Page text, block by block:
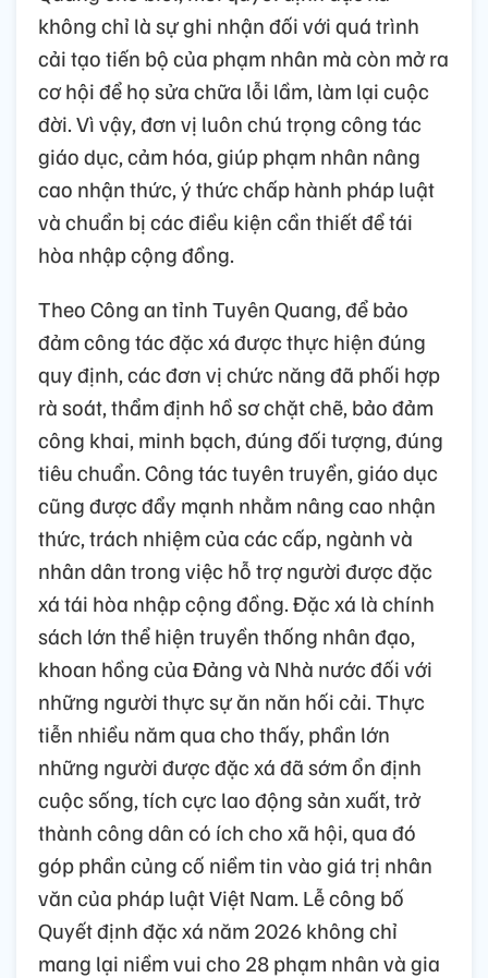
không chỉ là sự ghi nhận đối với quá trình
cải tạo tiến bộ của phạm nhân mà còn mở ra
cơ hội để họ sửa chữa lỗi lầm, làm lại cuộc
đời. Vì vậy, đơn vị luôn chú trọng công tác
giáo dục, cảm hóa, giúp phạm nhân nâng
cao nhận thức, ý thức chấp hành pháp luật
và chuẩn bị các điều kiện cần thiết để tái
hòa nhập cộng đồng.
Theo Công an tỉnh Tuyên Quang, để bảo
đảm công tác đặc xá được thực hiện đúng
quy định, các đơn vị chức năng đã phối hợp
rà soát, thẩm định hồ sơ chặt chẽ, bảo đảm
công khai, minh bạch, đúng đối tượng, đúng
tiêu chuẩn. Công tác tuyên truyền, giáo dục
cũng được đẩy mạnh nhằm nâng cao nhận
thức, trách nhiệm của các cấp, ngành và
nhân dân trong việc hỗ trợ người được đặc
xá tái hòa nhập cộng đồng. Đặc xá là chính
sách lớn thể hiện truyền thống nhân đạo,
khoan hồng của Đảng và Nhà nước đối với
những người thực sự ăn năn hối cải. Thực
tiễn nhiều năm qua cho thấy, phần lớn
những người được đặc xá đã sớm ổn định
cuộc sống, tích cực lao động sản xuất, trở
thành công dân có ích cho xã hội, qua đó
góp phần củng cố niềm tin vào giá trị nhân
văn của pháp luật Việt Nam. Lễ công bố
Quyết định đặc xá năm 2026 không chỉ
mang lại niềm vui cho 28 phạm nhân và gia